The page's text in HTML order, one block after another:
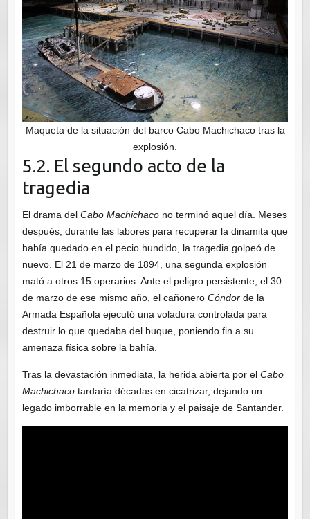
Maqueta de la situación del barco Cabo Machichaco tras la
explosión.
5.2. El segundo acto de la
tragedia
El drama del Cabo Machichacono terminó aquel día. Meses
después, durante las labores para recuperar la dinamita que
había quedado en el pecio hundido, la tragedia golpeó de
nuevo. El 21 de marzo de 1894, una segunda explosión
mató a otros 15 operarios. Ante el peligro persistente, el 30
de marzo de ese mismo año, el cañonero Cóndorde la
Armada Española ejecutó una voladura controlada para
destruir lo que quedaba del buque, poniendo fin a su
amenaza física sobre la bahía.
Tras la devastación inmediata, la herida abierta por el Cabo
Machichacotardaría décadas en cicatrizar, dejando un
legado imborrable en la memoria y el paisaje de Santander.